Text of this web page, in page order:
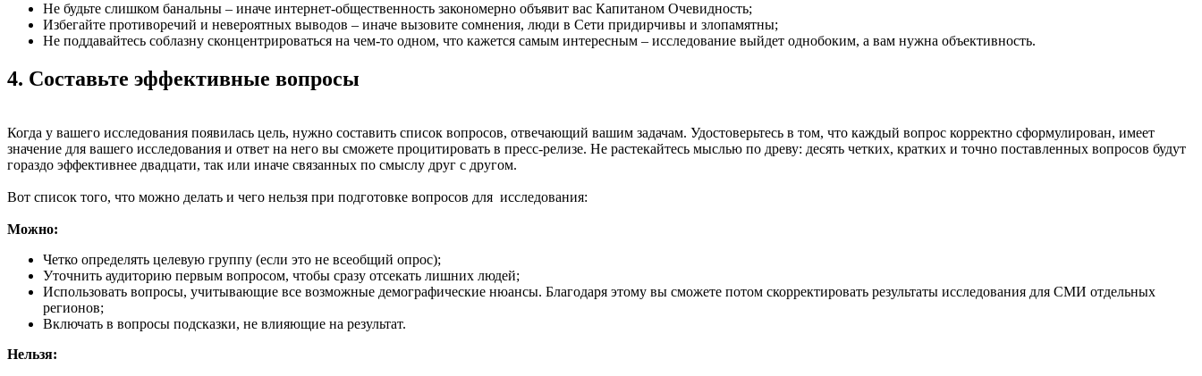
Не будьте слишком банальны – иначе интернет-общественность закономерно объявит вас Капитаном Очевидность;
Избегайте противоречий и невероятных выводов – иначе вызовите сомнения, люди в Сети придирчивы и злопамятны;
Не поддавайтесь соблазну сконцентрироваться на чем-то одном, что кажется самым интересным – исследование выйдет однобоким, а вам нужна объективность.
4. Составьте эффективные вопросы
Когда у вашего исследования появилась цель, нужно составить список вопросов, отвечающий вашим задачам. Удостоверьтесь в том, что каждый вопрос корректно сформулирован, имеет
значение для вашего исследования и ответ на него вы сможете процитировать в пресс-релизе. Не растекайтесь мыслью по древу: десять четких, кратких и точно поставленных вопросов будут
гораздо эффективнее двадцати, так или иначе связанных по смыслу друг с другом.
Вот список того, что можно делать и чего нельзя при подготовке вопросов для исследования:
Можно:
Четко определять целевую группу (если это не всеобщий опрос);
Уточнить аудиторию первым вопросом, чтобы сразу отсекать лишних людей;
Использовать вопросы, учитывающие все возможные демографические нюансы. Благодаря этому вы сможете потом скорректировать результаты исследования для СМИ отдельных
регионов;
Включать в вопросы подсказки, не влияющие на результат.
Нельзя: